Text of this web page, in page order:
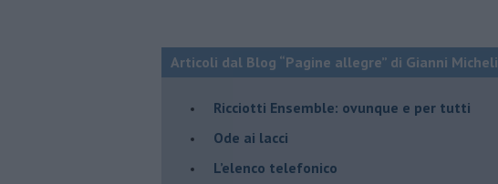
Articoli dal Blog “Pagine allegre” di Gianni Micheli
​Ricciotti Ensemble: ovunque e per tutti
Ode ai lacci
​L’elenco telefonico